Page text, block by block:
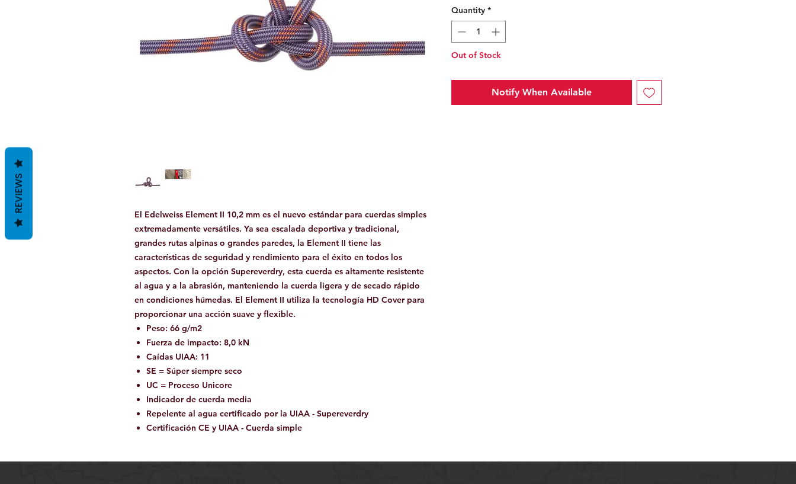
El Edelweiss Element II 10,2 mm es el nuevo estándar para cuerdas simples
extremadamente versátiles. Ya sea escalada deportiva y tradicional,
grandes rutas alpinas o grandes paredes, la Element II tiene las
características de seguridad y rendimiento para el éxito en todos los
aspectos. Con la opción Supereverdry, esta cuerda es altamente resistente
al agua y a la abrasión, manteniendo la cuerda ligera y de secado rápido
en condiciones húmedas. El Element II utiliza la tecnología HD Cover para
proporcionar una acción suave y flexible.
Peso: 66 g/m2
Fuerza de impacto: 8,0 kN
Caídas UIAA: 11
SE = Súper siempre seco
UC = Proceso Unicore
Indicador de cuerda media
Repelente al agua certificado por la UIAA - Supereverdry
Certificación CE y UIAA - Cuerda simple
Quantity *
Out of Stock
Notify When Available
REVIEWS